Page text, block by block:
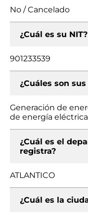
No / Cancelado
¿Cuál es su NIT?
901233539
¿Cuáles son
Generación de
de energía eléctrica
¿Cuál es el
registra?
ATLANTICO
¿Cuál es la